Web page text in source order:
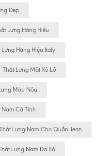
Đẹp
Lưng Hàng Hiêu
Lưng Hàng Hiệu Italy
Thắt Lưng Mặt Xỏ Lỗ
Màu Nâu
Nam Cá Tính
Thắt Lưng Nam Cho Quần Jean
Lưng Nam Da Bò